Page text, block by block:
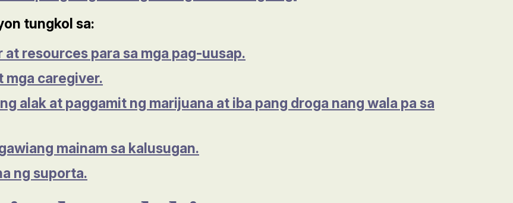
tungkol sa:
resources para sa mga pag-uusap.
mga caregiver.
alak at paggamit ng marijuana at iba pang droga nang wala pa sa
mainam sa kalusugan.
ng suporta.